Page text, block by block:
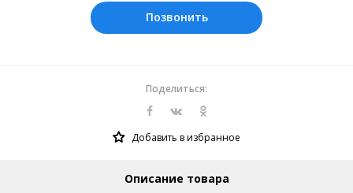
Позвонить
Поделиться:
Добавить в избранное
Описание товара